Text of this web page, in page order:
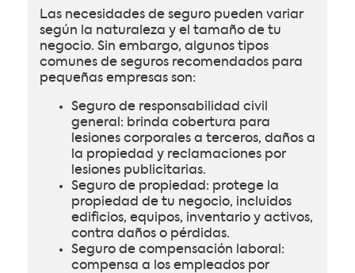
Las necesidades de seguro pueden variar
según la naturaleza y el tamaño de tu
negocio. Sin embargo, algunos tipos
comunes de seguros recomendados para
pequeñas empresas son:
Seguro de responsabilidad civil
general: brinda cobertura para
lesiones corporales a terceros, daños a
la propiedad y reclamaciones por
lesiones publicitarias.
Seguro de propiedad: protege la
propiedad de tu negocio, incluidos
edificios, equipos, inventario y activos,
contra daños o pérdidas.
Seguro de compensación laboral:
compensa a los empleados por